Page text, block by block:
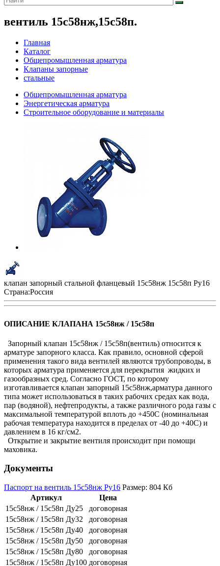
вентиль 15с58нж,15с58п.
Главная
Каталог
Общепромышленная арматура
Клапаны запорные
стальные
Общепромышленная арматура
Энергетическая арматура
Строительное оборудование и материалы
клапан запорный стальной фланцевый 15с58нж 15с58п Ру16
Страна:Россия
ОПИСАНИЕ КЛАПАНА 15с58нж / 15с58п
Запорный клапан 15с58нж / 15с58п(вентиль) относится к
арматуре запорного класса. Как правило, основной сферой
применения такого вида вентилей являются трубопроводы, в
которых арматура применяется для перекрытия жидких и
газообразных сред. Согласно ГОСТ, по которому
изготавливается клапан запорный 15с58нж,арматура данного
типа может использоваться в таких рабочих средах как вода,
пар (водяной), нефтепродукты, а также различного рода газы с
максимальной температурой вплоть до +450С (номинальная
рабочая температура находится в пределах от -40 до +40С) и
давлением в 16 кг/см2.
Открытие и закрытие вентиля происходит при помощи
маховика.
Документы
Паспорт на вентиль 15с58нж Ру16 Размер: 804 Кб
Артикул
Цена
15с58нж / 15с58п Ду25
договорная
15с58нж / 15с58п Ду32
договорная
15с58нж / 15с58п Ду40
договорная
15с58нж / 15с58п Ду50
договорная
15с58нж / 15с58п Ду80
договорная
15с58нж / 15с58п Ду100 договорная